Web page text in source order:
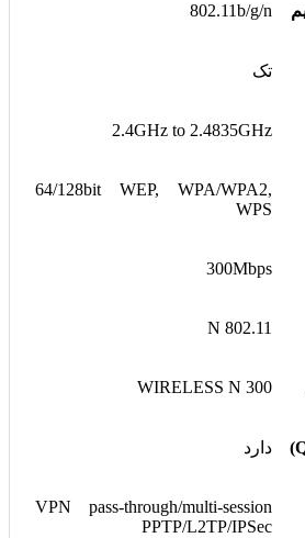
802.11b/g/n
تک
2.4GHz to 2.4835GHz
64/128bit WEP, WPA/WPA2,
WPS
300Mbps
802.11 N
WIRELESS N 300
دارد
VPN pass-through/multi-session
PPTP/L2TP/IPSec